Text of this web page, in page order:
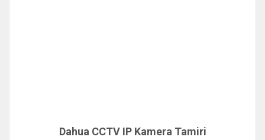
Dahua CCTV IP Kamera Tamiri